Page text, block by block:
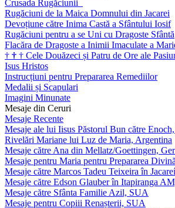
Crusada Rugăciunii
Rugăciuni de la Maica Domnului din Jacarei
Devoțiune către Inima Castă a Sfântului Iosif
Rugăciuni pentru a se Uni cu Dragoste Sfântă
Flacăra de Dragoste a Inimii Imaculate a
† † † Cele Douăzeci și Patru de Ore ale
Isus Hristos
Instrucțiuni pentru Prepararea Remediilor
Medalii și Scapulari
Imagini Minunate
Mesaje din Ceruri
Mesaje Recente
Mesaje ale lui Iisus Păstorul Bun către
Rivelări Mariane lui Luz de Maria, Argentina
Mesaje către Ana din Mellatz/Goettingen,
Mesaje pentru Maria pentru Prepararea
Mesaje către Marcos Tadeu Teixeira în
Mesaje către Edson Glauber în Itapiranga
Mesaje către Sfânta Familie Azil, SUA
Mesaje pentru Copiii Renașterii, SUA